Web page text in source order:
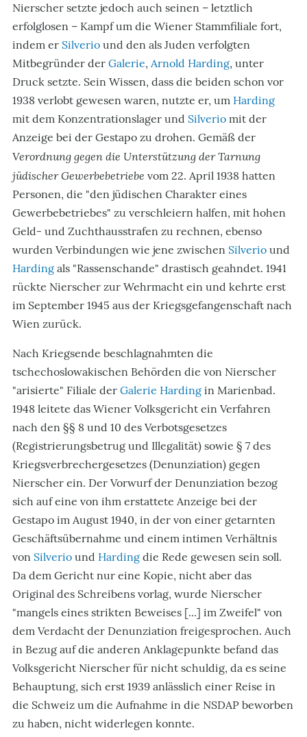
Nierscher setzte jedoch auch seinen – letztlich
erfolglosen – Kampf um die Wiener Stammfiliale fort,
indem er Silverio und den als Juden verfolgten
Mitbegründer der Galerie, Arnold Harding, unter
Druck setzte. Sein Wissen, dass die beiden schon vor
1938 verlobt gewesen waren, nutzte er, um Harding
mit dem Konzentrationslager und Silverio mit der
Anzeige bei der Gestapo zu drohen. Gemäß der
Verordnung gegen die Unterstützung der Tarnung
jüdischer Gewerbebetriebe vom 22. April 1938 hatten
Personen, die "den jüdischen Charakter eines
Gewerbebetriebes" zu verschleiern halfen, mit hohen
Geld- und Zuchthausstrafen zu rechnen, ebenso
wurden Verbindungen wie jene zwischen Silverio und
Harding als "Rassenschande" drastisch geahndet. 1941
rückte Nierscher zur Wehrmacht ein und kehrte erst
im September 1945 aus der Kriegsgefangenschaft nach
Wien zurück.
Nach Kriegsende beschlagnahmten die
tschechoslowakischen Behörden die von Nierscher
"arisierte" Filiale der Galerie Harding in Marienbad.
1948 leitete das Wiener Volksgericht ein Verfahren
nach den §§ 8 und 10 des Verbotsgesetzes
(Registrierungsbetrug und Illegalität) sowie § 7 des
Kriegsverbrechergesetzes (Denunziation) gegen
Nierscher ein. Der Vorwurf der Denunziation bezog
sich auf eine von ihm erstattete Anzeige bei der
Gestapo im August 1940, in der von einer getarnten
Geschäftsübernahme und einem intimen Verhältnis
von Silverio und Harding die Rede gewesen sein soll.
Da dem Gericht nur eine Kopie, nicht aber das
Original des Schreibens vorlag, wurde Nierscher
"mangels eines strikten Beweises [...] im Zweifel" von
dem Verdacht der Denunziation freigesprochen. Auch
in Bezug auf die anderen Anklagepunkte befand das
Volksgericht Nierscher für nicht schuldig, da es seine
Behauptung, sich erst 1939 anlässlich einer Reise in
die Schweiz um die Aufnahme in die NSDAP beworben
zu haben, nicht widerlegen konnte.